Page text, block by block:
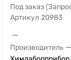
Под заказ
Артикул 20983
—
Производитель —